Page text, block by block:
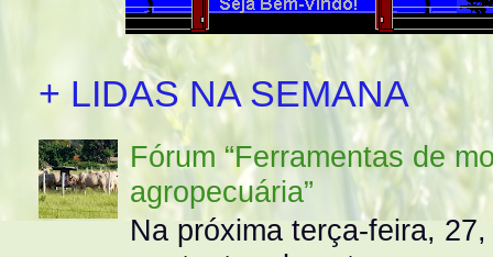
+ LIDAS NA SEMANA
Fórum “Ferramentas de
agropecuária”
Na próxima terça-feira,